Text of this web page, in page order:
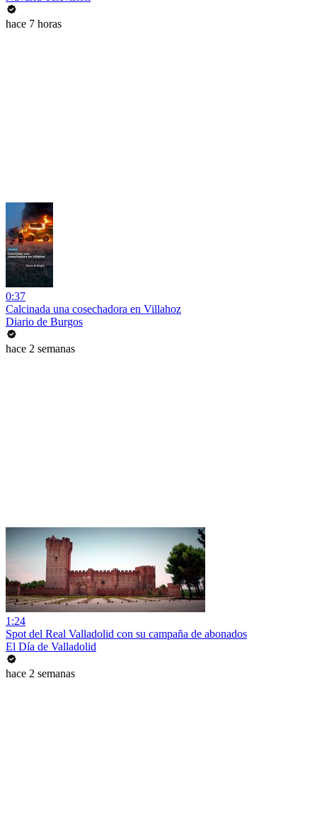
hace 7 horas
0:37
Calcinada una cosechadora en Villahoz
Diario de Burgos
hace 2 semanas
1:24
Spot del Real Valladolid con su campaña de abonados
El Día de Valladolid
hace 2 semanas